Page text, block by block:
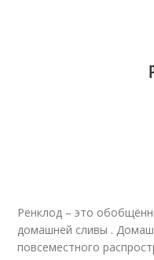
Ренклод – это
домашней сливы .
повсеместного